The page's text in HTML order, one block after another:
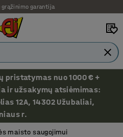
grąžinimo garantija
pristatymas nuo 1000 € +
ir užsakymų atsiėmimas:
12A, 14302 Užubaliai,
r.
maisto saugojimui